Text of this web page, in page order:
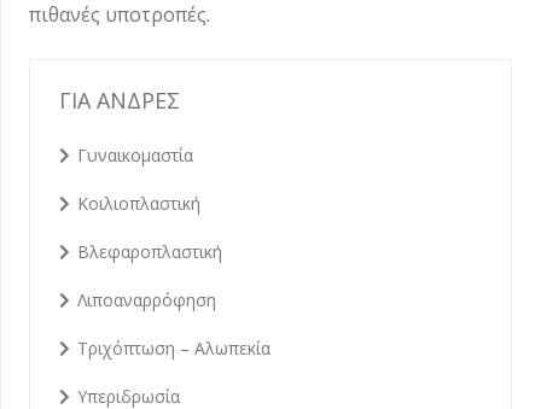
ΓΙΑ ΑΝΔΡΕΣ
Γυναικομαστία
Κοιλιοπλαστική
Βλεφαροπλαστική
Λιποαναρρόφηση
Τριχόπτωση – Αλωπεκία
Υπεριδρωσία
πιθανές υποτροπές.